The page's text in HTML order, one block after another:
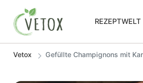
REZEPTWELT
Vetox Gefüllte Champignons mit